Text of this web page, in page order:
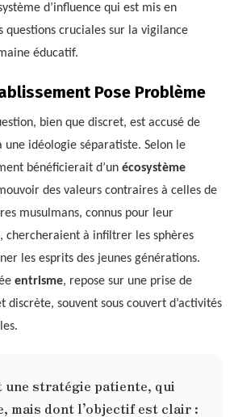
d’influence qui est mis en
questions cruciales sur la vigilance
éducatif.
Pose Problème
bien que discret, est accusé de
idéologie séparatiste. Selon le
bénéficierait d’un écosystème
des valeurs contraires à celles de
musulmans, connus pour leur
chercheraient à infiltrer les sphères
les esprits des jeunes générations.
entrisme, repose sur une prise de
discrète, souvent sous couvert d’activités
une stratégie patiente, qui
mais dont l’objectif est clair :